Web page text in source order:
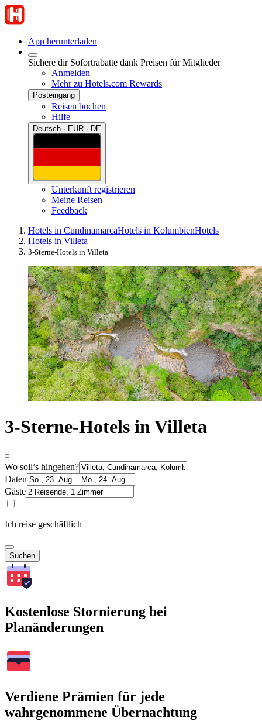
App herunterladen
Sichere dir Sofortrabatte dank Preisen für Mitglieder
Anmelden
Mehr zu Hotels.com Rewards
Posteingang
Reisen buchen
Hilfe
Deutsch · EUR · DE
Unterkunft registrieren
Meine Reisen
Feedback
Hotels in CundinamarcaHotels in KolumbienHotels
Hotels in Villeta
3-Sterne-Hotels in Villeta
3-Sterne-Hotels in Villeta
Wo soll’s hingehen?
Daten
Gäste
Ich reise geschäftlich
Suchen
Kostenlose Stornierung bei
Planänderungen
Verdiene Prämien für jede
wahrgenommene Übernachtung